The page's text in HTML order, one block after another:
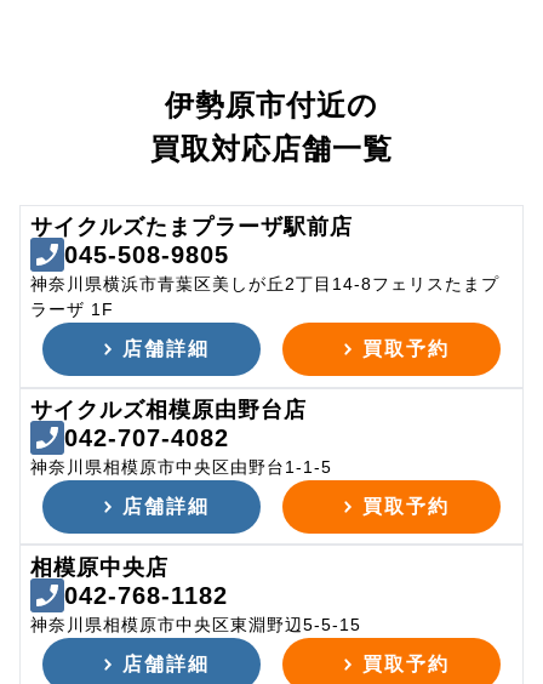
伊勢原市付近の
買取対応店舗一覧
サイクルズたまプラーザ駅前店
045-508-9805
神奈川県横浜市青葉区美しが丘2丁目14-8フェリスたまプ
ラーザ 1F
店舗詳細 買取予約
サイクルズ相模原由野台店
042-707-4082
神奈川県相模原市中央区由野台1-1-5
店舗詳細 買取予約
相模原中央店
042-768-1182
神奈川県相模原市中央区東淵野辺5-5-15
店舗詳細 買取予約